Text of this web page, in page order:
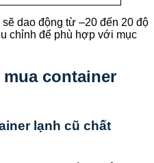
dao động từ –20 đến 20 độ
chỉnh để phù hợp với mục
container
lạnh cũ chất